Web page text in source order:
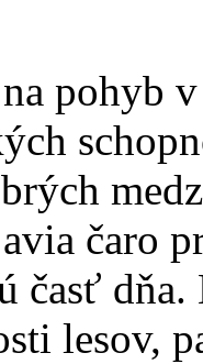
pohyb
čaro
dňa.
lesov,